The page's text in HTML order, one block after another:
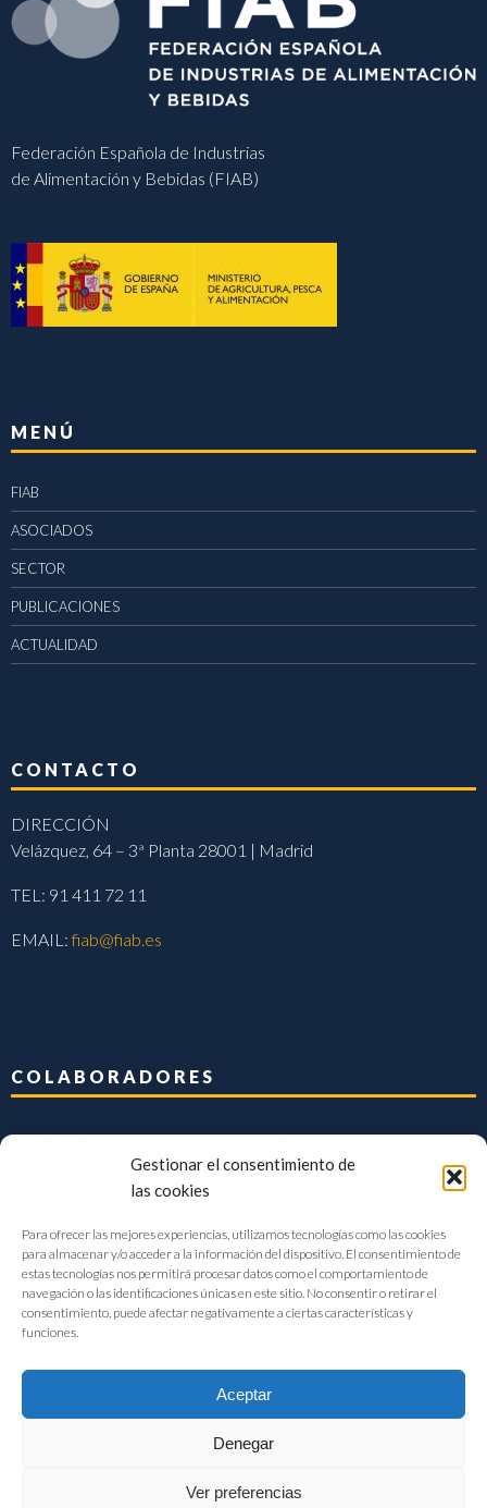
Gestionar el consentimiento de
las cookies
Para ofrecer las mejores experiencias, utilizamos tecnologías como las cookies
para almacenar y/o acceder a la información del dispositivo. El consentimiento de
estas tecnologías nos permitirá procesar datos como el comportamiento de
navegación o las identificaciones únicas en este sitio. No consentir o retirar el
consentimiento, puede afectar negativamente a ciertas características y
funciones.
Aceptar
Denegar
Ver preferencias
Federación Española de Industrias
de Alimentación y Bebidas (FIAB)
MENÚ
FIAB
ASOCIADOS
SECTOR
PUBLICACIONES
ACTUALIDAD
CONTACTO
DIRECCIÓN
Velázquez, 64 – 3ª Planta 28001 | Madrid
TEL: 91 411 72 11
EMAIL:fiab@fiab.es
COLABORADORES
FIAB Federación Española de Industrias de la Alimentación y Bebidas